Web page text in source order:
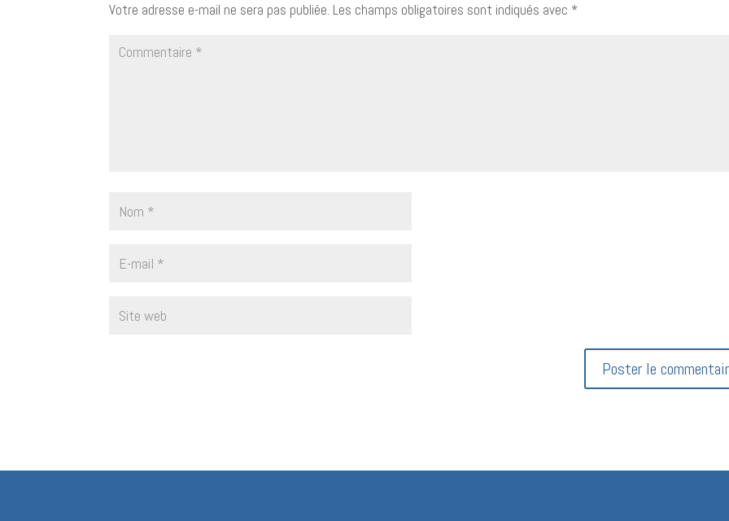
Votre adresse e-mail ne sera pas publiée. Les champs obligatoires sont indiqués avec *